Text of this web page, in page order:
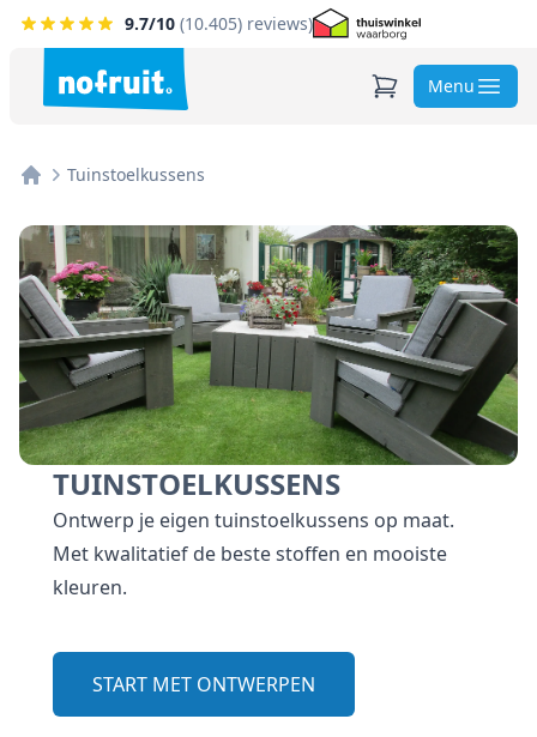
9.7/10 (10.405) reviews)
Menu
Tuinstoelkussens
TUINSTOELKUSSENS
Ontwerp je eigen tuinstoelkussens op maat.
Met kwalitatief de beste stoffen en mooiste
kleuren.
START MET ONTWERPEN